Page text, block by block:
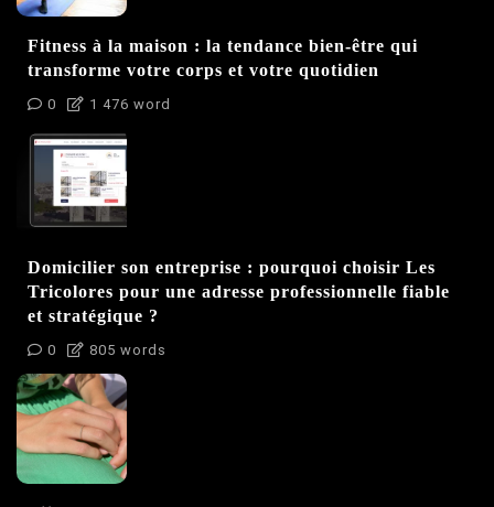
Fitness à la maison : la tendance bien-être qui
transforme votre corps et votre quotidien
0 1 476 word
Domicilier son entreprise : pourquoi choisir Les
Tricolores pour une adresse professionnelle fiable
et stratégique ?
0 805 words